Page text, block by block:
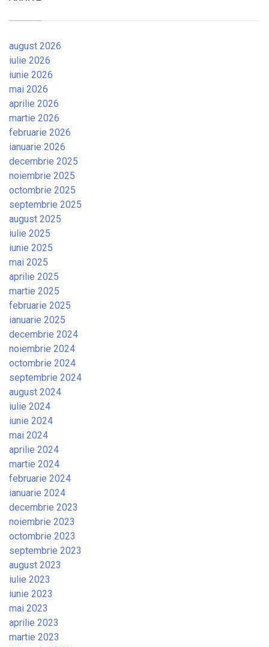
august 2026
iulie 2026
iunie 2026
mai 2026
aprilie 2026
martie 2026
februarie 2026
ianuarie 2026
decembrie 2025
noiembrie 2025
octombrie 2025
septembrie 2025
august 2025
iulie 2025
iunie 2025
mai 2025
aprilie 2025
martie 2025
februarie 2025
ianuarie 2025
decembrie 2024
noiembrie 2024
octombrie 2024
septembrie 2024
august 2024
iulie 2024
iunie 2024
mai 2024
aprilie 2024
martie 2024
februarie 2024
ianuarie 2024
decembrie 2023
noiembrie 2023
octombrie 2023
septembrie 2023
august 2023
iulie 2023
iunie 2023
mai 2023
aprilie 2023
martie 2023